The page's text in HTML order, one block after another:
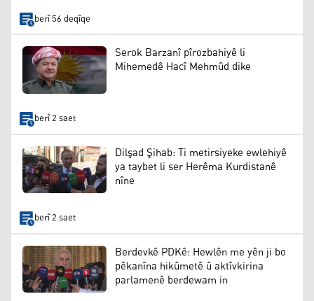
berî 56 deqîqe
Serok Barzanî pîrozbahiyê li
Mihemedê Hacî Mehmûd dike
berî 2 saet
Dilşad Şihab: Ti metirsiyeke ewlehiyê
ya taybet li ser Herêma Kurdistanê
nîne
berî 2 saet
Berdevkê PDKê: Hewlên me yên ji bo
pêkanîna hikûmetê û aktîvkirina
parlamenê berdewam in